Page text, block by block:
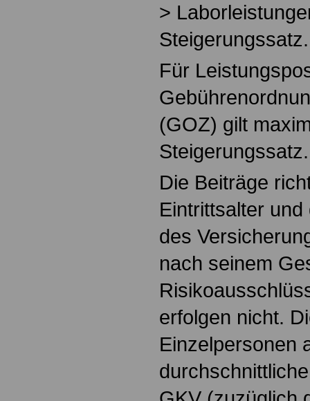
>
Steigerungssatz.
Für
(GOZ) gilt
Steigerungssatz.
Die Beiträge
Eintrittsalter
des
nach seinem
erfolgen nicht.
Einzelpersonen